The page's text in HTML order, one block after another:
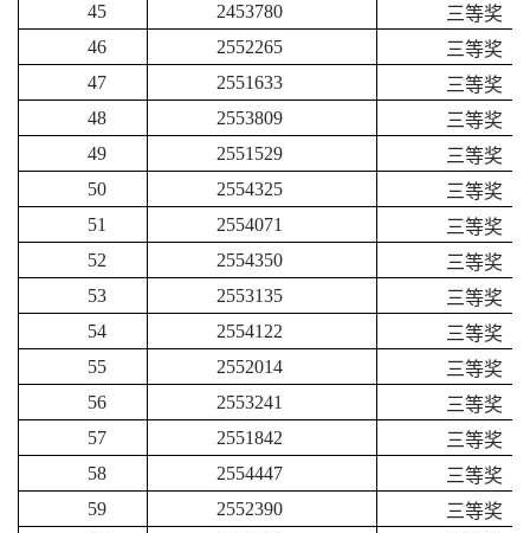
45
2453780
三等奖
46
2552265
三等奖
47
2551633
三等奖
48
2553809
三等奖
49
2551529
三等奖
50
2554325
三等奖
51
2554071
三等奖
52
2554350
三等奖
53
2553135
三等奖
54
2554122
三等奖
55
2552014
三等奖
56
2553241
三等奖
57
2551842
三等奖
58
2554447
三等奖
59
2552390
三等奖